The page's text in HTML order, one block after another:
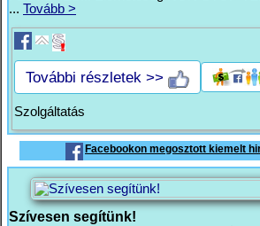
... Tovább >
További részletek >>
Szolgáltatás
Facebookon megosztott kiemelt
Szívesen segítünk!